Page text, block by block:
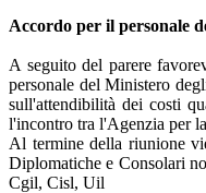
Accordo per il personale
A seguito del parere
personale del Ministero
sull'attendibilità dei costi
l'incontro tra l'Agenzia per
Al termine della riunione
Diplomatiche e Consolari
Cgil, Cisl, Uil